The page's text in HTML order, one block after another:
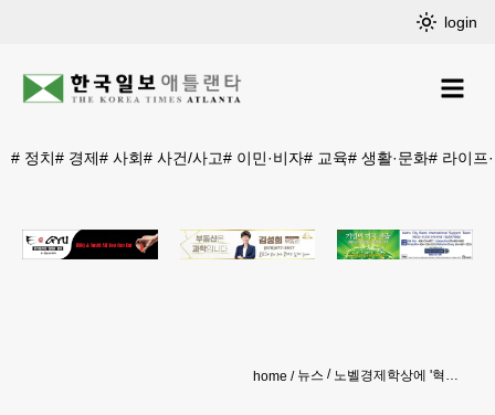
login
# 정치# 경제# 사회# 사건/사고# 이민·비자# 교육# 생활·문화# 라이프
home 뉴스 노벨경제학상에 '혁신이 지속가능한 성장 이끄는 원리' 연구 3인